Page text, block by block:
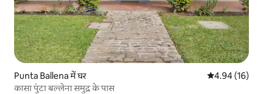
Punta Ballena में घर औसत रेटिंग 5 में
4.94 (16)
कासा पुंटा बल्लेना समुद्र के पास